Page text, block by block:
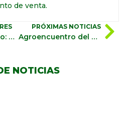
de venta.
Forjando el Futuro: La Contribución y la Voz de las Mujeres en Rovensa Next
PRÓXIMAS NOTICIAS
Agroencuentro del Banano 2025 – Un hito para la agricultura sostenible en Latinoamérica.
NOTICIAS